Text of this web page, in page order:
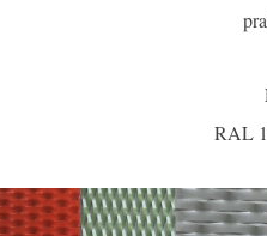
RAL